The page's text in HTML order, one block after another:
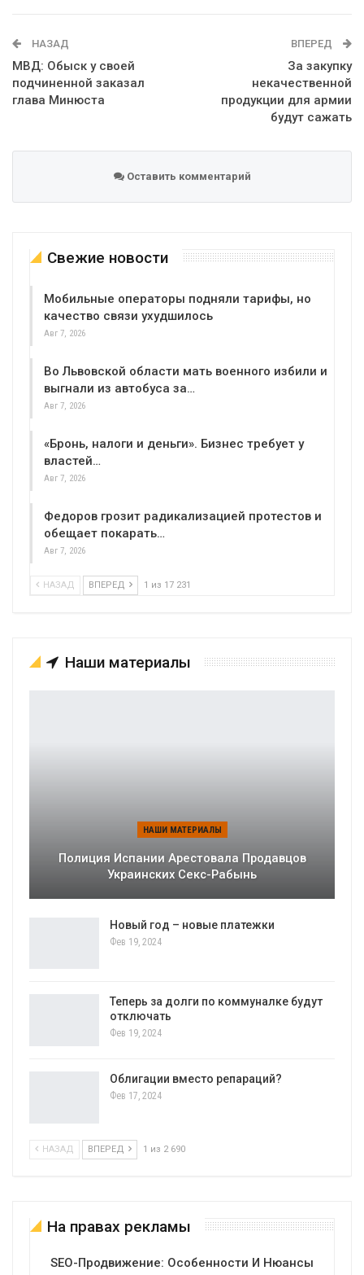
НАЗАД
МВД: Обыск у своей
подчиненной заказал
глава Минюста
ВПЕРЕД
За закупку
некачественной
продукции для армии
будут сажать
Оставить комментарий
Свежие новости
Мобильные операторы подняли тарифы, но
качество связи ухудшилось
Авг 7, 2026
Во Львовской области мать военного избили и
выгнали из автобуса за…
Авг 7, 2026
«Бронь, налоги и деньги». Бизнес требует у
властей…
Авг 7, 2026
Федоров грозит радикализацией протестов и
обещает покарать…
Авг 7, 2026
НАЗАД ВПЕРЕД 1 из 17 231
Наши материалы
НАШИ МАТЕРИАЛЫ
Полиция Испании Арестовала Продавцов
Украинских Секс-Рабынь
Новый год – новые платежки
Фев 19, 2024
Теперь за долги по коммуналке будут
отключать
Фев 19, 2024
Облигации вместо репараций?
Фев 17, 2024
НАЗАД ВПЕРЕД 1 из 2 690
На правах рекламы
SEO-Продвижение: Особенности И Нюансы